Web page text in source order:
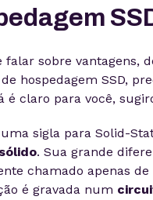
falar sobre vantagens,
hospedagem SSD,
é claro para você,
uma sigla para Solid-
. Sua grande
chamado apenas
é gravada num